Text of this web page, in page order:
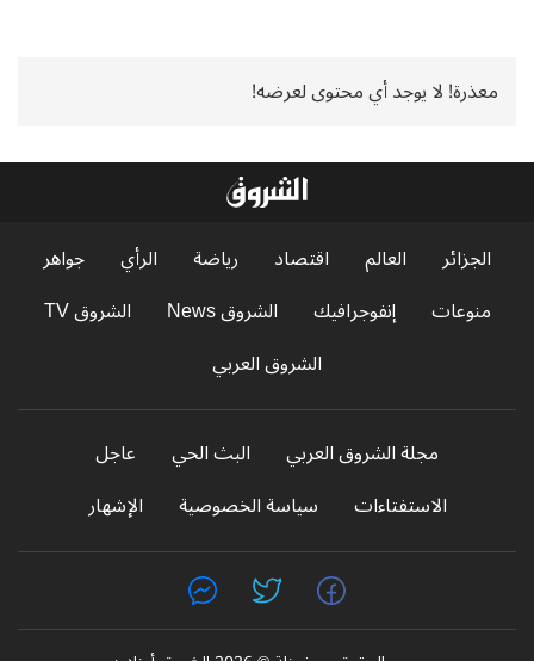
معذرة! لا يوجد أي محتوى لعرضه!
الجزائر العالم اقتصاد رياضة الرأي
جواهر
منوعات
إنفوجرافيك الشروق News
الشروق TV
الشروق العربي
مجلة الشروق العربي البث الحي
عاجل
الاستفتاءات
سياسة الخصوصية الإشهار